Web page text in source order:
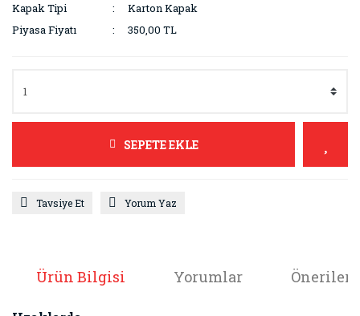
Kapak Tipi
Karton Kapak
Piyasa Fiyatı
350,00 TL
SEPETE EKLE
Tavsiye Et Yorum Yaz
Ürün Bilgisi Yorumlar